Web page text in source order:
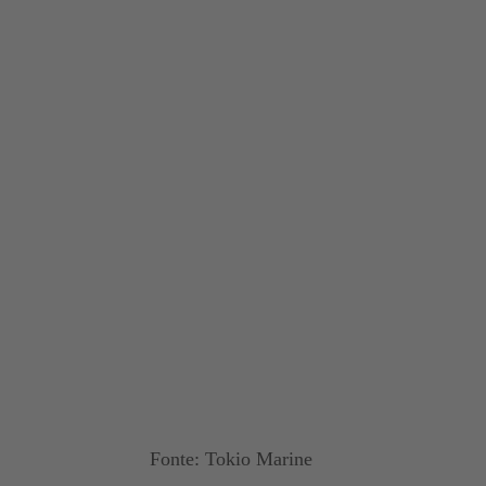
Fonte: Tokio Marine